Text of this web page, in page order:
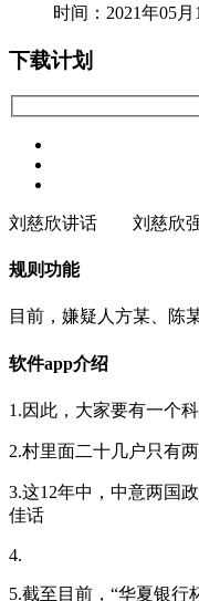
时间：2021年05月
下载计划
刘慈欣讲话 刘慈欣强调
规则功能
目前，嫌疑人方某
软件app介绍
1.因此，大家要有一
2.村里面二十几户只有
3.这12年中，中意两国
佳话
4.
5.截至目前，“华夏